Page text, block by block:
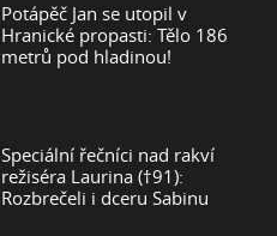
Potápěč Jan se utopil v
Hranické propasti: Tělo 186
metrů pod hladinou!
Speciální řečníci nad rakví
režiséra Laurina (†91):
Rozbrečeli i dceru Sabinu